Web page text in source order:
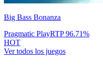
Big Bass Bonanza
Pragmatic PlayRTP96.71%
HOT
Ver todos los juegos